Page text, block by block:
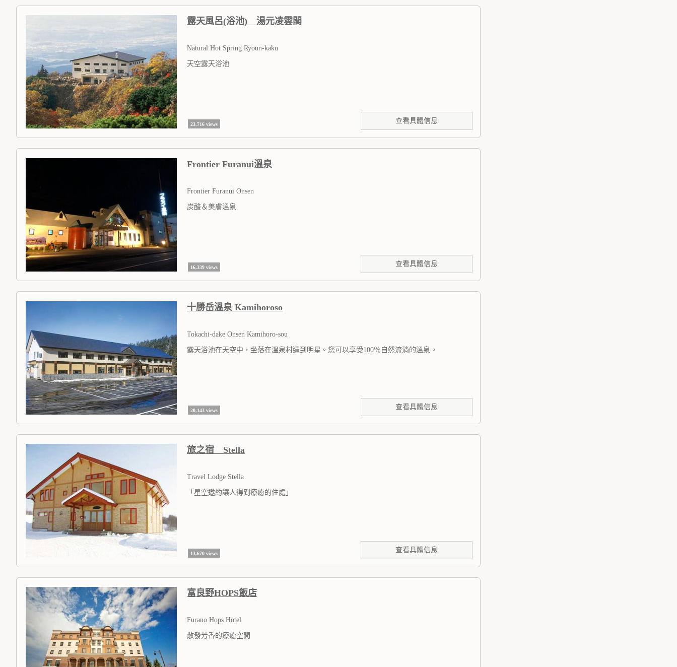
露天風呂(浴池) 湯元凌雲閣
Natural Hot Spring Ryoun-kaku
天空露天浴池
23,716 views 查看具體信息
Frontier Furanui溫泉
Frontier Furanui Onsen
炭酸＆美膚溫泉
16,339 views 查看具體信息
十勝岳溫泉 Kamihoroso
Tokachi-dake Onsen Kamihoro-sou
露天浴池在天空中，坐落在溫泉村達到明星。您可以享受100％自然流淌的溫泉。
20,143 views 查看具體信息
旅之宿 Stella
Travel Lodge Stella
「星空邀約讓人得到療癒的住處」
13,670 views 查看具體信息
富良野HOPS飯店
Furano Hops Hotel
散發芳香的療癒空間